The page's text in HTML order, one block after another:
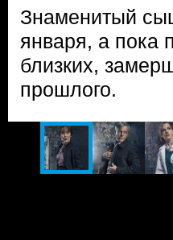
Знаменитый
января, а пока
близких,
прошлого.